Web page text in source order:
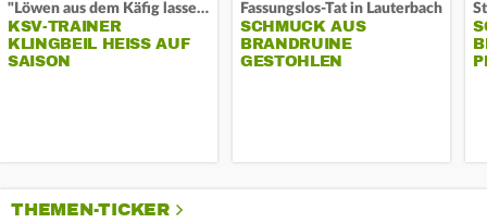
"Löwen aus dem Käfig lassen"
KSV-TRAINER
KLINGBEIL HEISS AUF S
AISON
Fassungslos-Tat in Lauterbach
SCHMUCK AUS
BRANDRUINE
GESTOHLEN
THEMEN-TICKER